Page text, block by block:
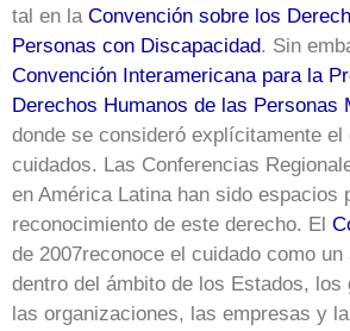
tal en la Convención sobre los
Personas con Discapacidad. Sin
Convención Interamericana para la
Derechos Humanos de las Personas
donde se consideró explícitamente el
cuidados. Las Conferencias
en América Latina han sido espacios
reconocimiento de este derecho. El
de 2007reconoce el cuidado como
dentro del ámbito de los Estados, los
las organizaciones, las empresas y